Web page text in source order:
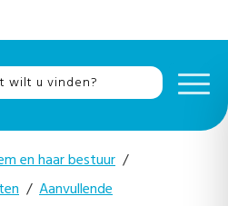
en haar bestuur /
/ Aanvullende